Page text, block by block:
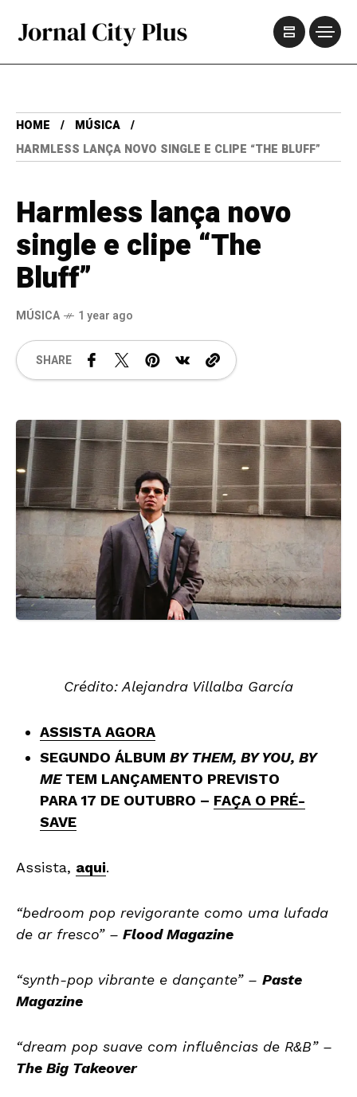
HOME
MÚSICA
HARMLESS LANÇA NOVO SINGLE E CLIPE “THE BLUFF”
Harmless lança novo
single e clipe “The
Bluff”
MÚSICA 1 year ago
SHARE
Crédito: Alejandra Villalba García
ASSISTA AGORA
SEGUNDO ÁLBUM BY THEM, BY YOU, BY
METEM LANÇAMENTO PREVISTO
PARA 17 DE OUTUBRO – FAÇA O PRÉ-
SAVE
Assista, aqui.
“bedroom pop revigorante como uma lufada
de ar fresco” – Flood Magazine
“synth-pop vibrante e dançante” – Paste
Magazine
“dream pop suave com influências de R&B” –
The Big Takeover